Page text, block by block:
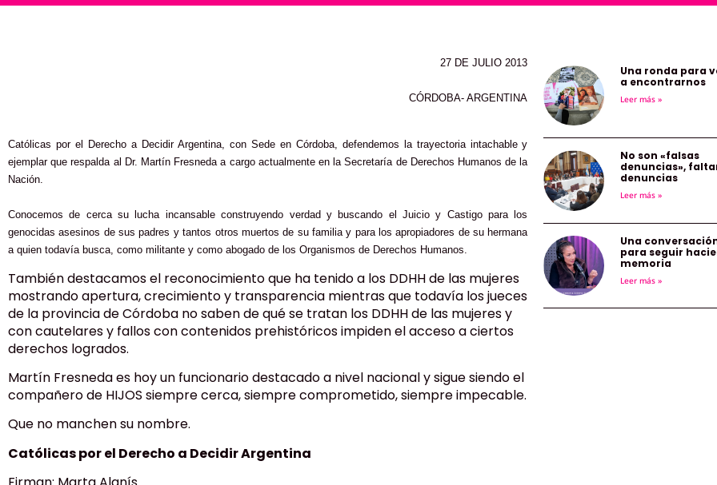
27 DE JULIO 2013
CÓRDOBA- ARGENTINA
Católicas por el Derecho a Decidir Argentina, con Sede en Córdoba, defendemos la trayectoria intachable y
ejemplar que respalda al Dr. Martín Fresneda a cargo actualmente en la Secretaría de Derechos Humanos de la
Nación.
Conocemos de cerca su lucha incansable construyendo verdad y buscando el Juicio y Castigo para los
genocidas asesinos de sus padres y tantos otros muertos de su familia y para los apropiadores de su hermana
a quien todavía busca, como militante y como abogado de los Organismos de Derechos Humanos.
También destacamos el reconocimiento que ha tenido a los DDHH de las mujeres
mostrando apertura, crecimiento y transparencia mientras que todavía los jueces
de la provincia de Córdoba no saben de qué se tratan los DDHH de las mujeres y
con cautelares y fallos con contenidos prehistóricos impiden el acceso a ciertos
derechos logrados.
Martín Fresneda es hoy un funcionario destacado a nivel nacional y sigue siendo el
compañero de HIJOS siempre cerca, siempre comprometido, siempre impecable.
Que no manchen su nombre.
Católicas por el Derecho a Decidir Argentina
Una ronda para
a encontrarnos
Leer más »
No son «falsas
denuncias»,
denuncias
Leer más »
Una
para seguir
memoria
Leer más »